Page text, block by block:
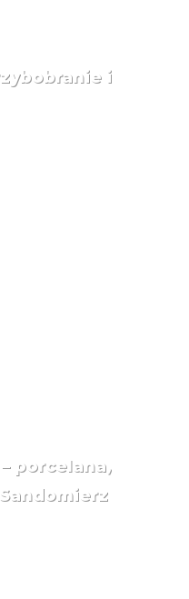
i
porcelana,